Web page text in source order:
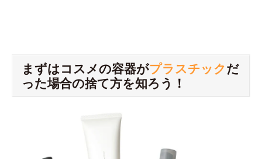
まずはコスメの容器がプラスチックだ
った場合の捨て方を知ろう！